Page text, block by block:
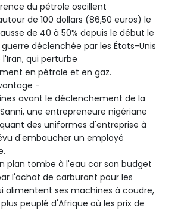
du pétrole oscillent
de 100 dollars (86,50 euros) le
de 40 à 50% depuis le début le
déclenchée par les États-Unis
qui perturbe
en pétrole et en gaz.
-
avant le déclenchement de la
une entrepreneure nigériane
des uniformes d'entreprise à
d'embaucher un employé
plan tombe à l'eau car son budget
l'achat de carburant pour les
alimentent ses machines à coudre,
peuplé d'Afrique où les prix de